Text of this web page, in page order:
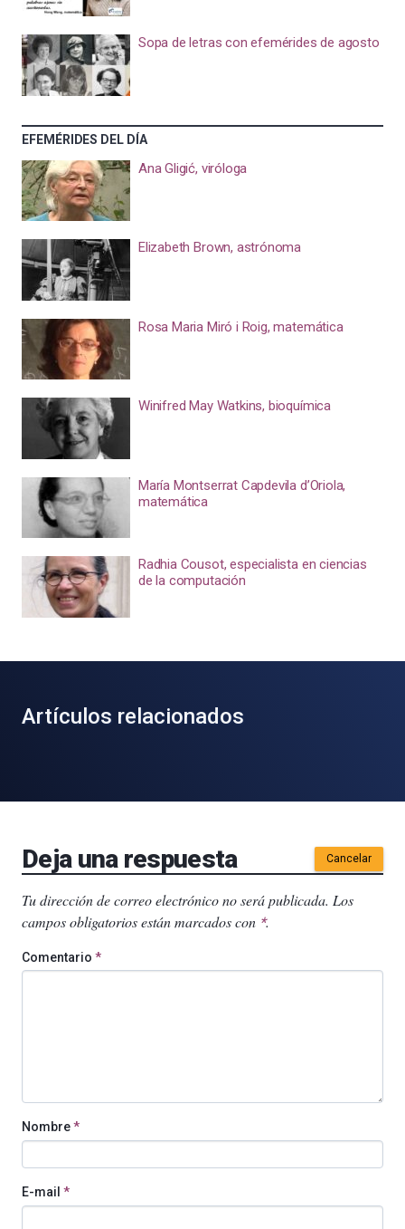
Sopa de letras con efemérides de agosto
EFEMÉRIDES DEL DÍA
Ana Gligić, viróloga
Elizabeth Brown, astrónoma
Rosa Maria Miró i Roig, matemática
Winifred May Watkins, bioquímica
María Montserrat Capdevila d’Oriola,
matemática
Radhia Cousot, especialista en ciencias
de la computación
Artículos relacionados
Deja una respuesta Cancelar
Tu dirección de correo electrónico no será publicada. Los
campos obligatorios están marcados con *.
Comentario *
Nombre*
E-mail *